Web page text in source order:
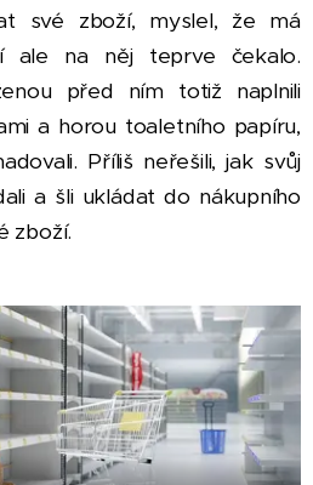
své zboží, myslel, že má
ale na něj teprve čekalo.
před ním totiž naplnili
a horou toaletního papíru,
Příliš neřešili, jak svůj
a šli ukládat do nákupního
zboží.